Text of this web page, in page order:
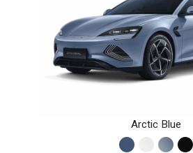
Arctic Blue